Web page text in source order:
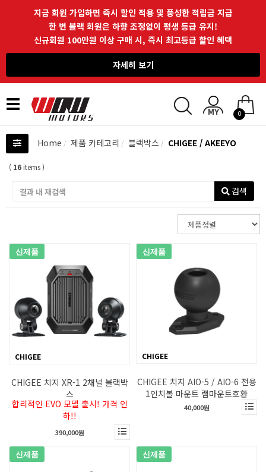
지금 회원 가입하면 즉시 할인 적용 및 풍성한 적립금 지급
한 번 블랙 회원은 하향 조정없이 평생 등급 유지!
신규회원 100만원 이상 구매 시, 즉시 최고등급 할인 혜택
자세히 보기
Toggle
navigation
0
Home 제품 카테고리 블랙박스 CHIGEE / AKEEYO
( 16items )
검색
신제품
CHIGEE
CHIGEE 치지 XR-1 2채널 블랙박
스
합리적인 EVO 모델 출시! 가격 인
하!!
390,000원
신제품
CHIGEE
CHIGEE 치지 AIO-5 / AIO-6 전용
1인치볼 마운트 램마운트호환
40,000원
신제품 신제품